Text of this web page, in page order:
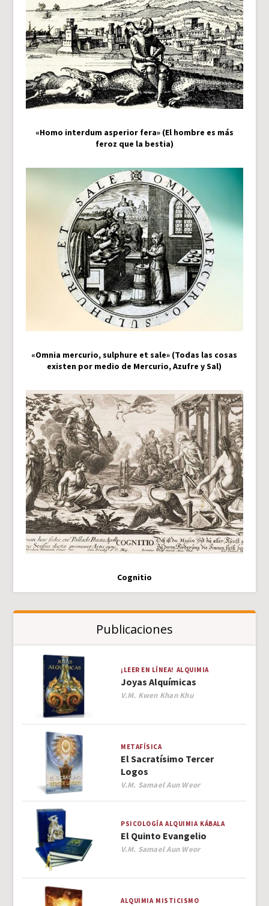
«Homo interdum asperior fera» (El hombre es más
feroz que la bestia)
«Omnia mercurio, sulphure et sale» (Todas las cosas
existen por medio de Mercurio, Azufre y Sal)
Cognitio
Publicaciones
¡LEER EN LÍNEA! ALQUIMIA
Joyas Alquímicas
Author
V.M. Kwen Khan Khu
METAFÍSICA
El Sacratísimo Tercer
Logos
Author
V.M. Samael Aun Weor
PSICOLOGÍA ALQUIMIA KÁBALA
El Quinto Evangelio
Author
V.M. Samael Aun Weor
ALQUIMIA MISTICISMO